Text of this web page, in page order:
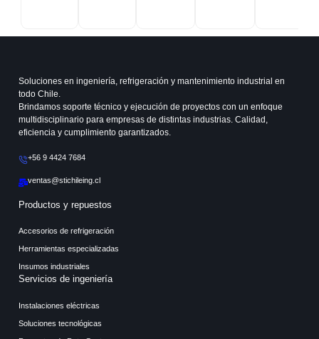
Soluciones en ingeniería, refrigeración y mantenimiento industrial en
todo Chile.
Brindamos soporte técnico y ejecución de proyectos con un enfoque
multidisciplinario para empresas de distintas industrias. Calidad,
eficiencia y cumplimiento garantizados.
+56 9 4424 7684
ventas@stichileing.cl
Productos y repuestos
Accesorios de refrigeración
Herramientas especializadas
Insumos industriales
Servicios de ingeniería
Instalaciones eléctricas
Soluciones tecnológicas